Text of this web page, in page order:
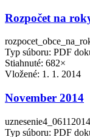
Rozpočet na
Typ súboru: PDF
Stiahnuté: 682×
Vložené: 1. 1. 2014
November 2014
Typ súboru: PDF